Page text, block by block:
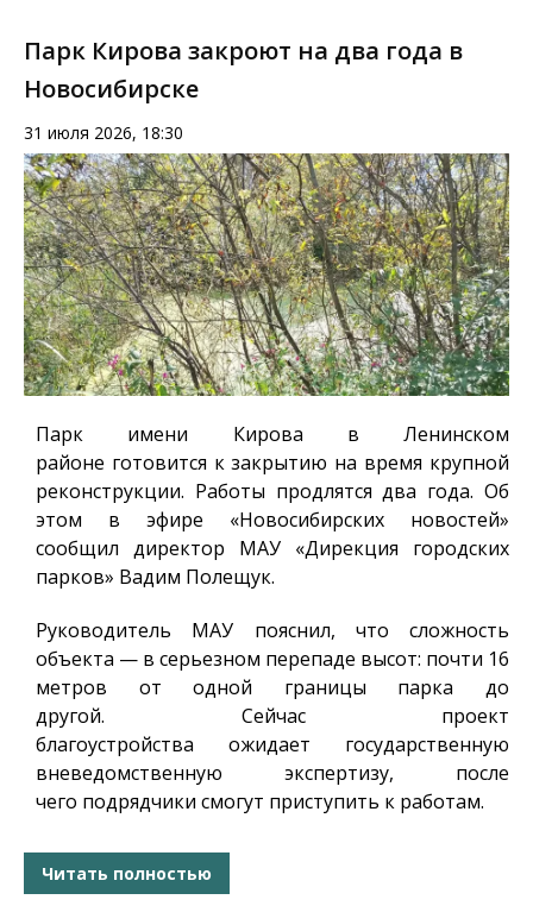
Парк Кирова закроют на два года в
Новосибирске
31 июля 2026, 18:30
Парк имени Кирова в Ленинском
районе готовится к закрытию на время крупной
реконструкции. Работы продлятся два года. Об
этом в эфире «Новосибирских новостей»
сообщил директор МАУ «Дирекция городских
парков» Вадим Полещук.
Руководитель МАУ пояснил, что сложность
объекта — в серьезном перепаде высот: почти 16
метров от одной границы парка до
другой. Сейчас проект
благоустройства ожидает государственную
вневедомственную экспертизу, после
чего подрядчики смогут приступить к работам.
Читать полностью